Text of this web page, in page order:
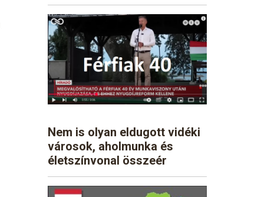
Nem is olyan eldugott vidéki
városok, aholmunka és
életszínvonal összeér